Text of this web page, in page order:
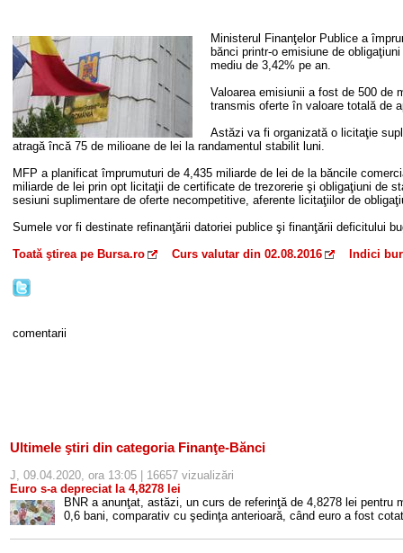
Ministerul Finanţelor Publice a
bănci printr-o emisiune de
mediu de 3,42% pe an.
Valoarea emisiunii a fost de 500 de
transmis oferte în valoare totală de
Astăzi va fi organizată o licitaţie
atragă încă 75 de milioane de lei la randamentul stabilit luni.
MFP a planificat împrumuturi de 4,435 miliarde de lei de la băncile
miliarde de lei prin opt licitaţii de certificate de trezorerie şi obligaţiuni de
sesiuni suplimentare de oferte necompetitive, aferente licitaţiilor de
Sumele vor fi destinate refinanţării datoriei publice şi finanţării deficitului
Toată ştirea pe Bursa.ro
Curs valutar din 02.08.2016 Indici
comentarii
Ultimele ştiri din categoria Finanţe-Bănci
J, 09.04.2020, ora 13:05 | 16657 vizualizări
Euro s-a depreciat la 4,8278 lei
BNR a anunţat, astăzi, un curs de referinţă de 4,8278 lei pentru
0,6 bani, comparativ cu şedinţa anterioară, când euro a fost